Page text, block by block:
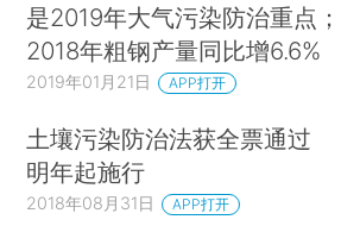
是2019年大气污染防治重点；
2018年粗钢产量同比增6.6%
2019年01月21日 APP打开
土壤污染防治法获全票通过
明年起施行
2018年08月31日 APP打开